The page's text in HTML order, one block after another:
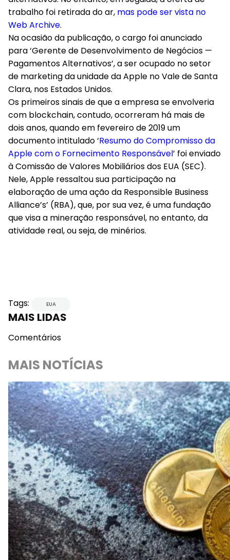
trabalho foi retirada do ar, mas pode ser vista no
Web Archive.
Na ocasião da publicação, o cargo foi anunciado
para ‘Gerente de Desenvolvimento de Negócios —
Pagamentos Alternativos’, a ser ocupado no setor
de marketing da unidade da Apple no Vale de Santa
Clara, nos Estados Unidos.
Os primeiros sinais de que a empresa se envolveria
com blockchain, contudo, ocorreram há mais de
dois anos, quando em fevereiro de 2019 um
documento intitulado ‘Resumo do Compromisso da
Apple com o Fornecimento Responsável’ foi enviado
à Comissão de Valores Mobiliários dos EUA (SEC).
Nele, Apple ressaltou sua participação na
elaboração de uma ação da Responsible Business
Alliance’s’ (RBA), que, por sua vez, é uma fundação
que visa a mineração responsável, no entanto, da
atividade real, ou seja, de minérios.
Tags: EUA
MAIS LIDAS
Comentários
MAIS NOTÍCIAS